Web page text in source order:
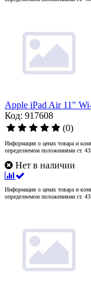
Apple iPad Air 11"
Код: 917608
(0)
Информация о ценах товара и
определяемом положениями ст.
Нет в наличии
Информация о ценах товара и
определяемом положениями ст.